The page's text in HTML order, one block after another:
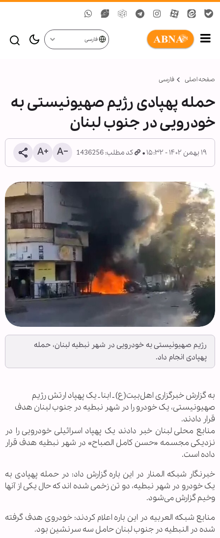
فارسی
صفحه اصلی فارسی
حمله پهپادی رژیم صهیونیستی به
خودرویی در جنوب لبنان
۱۹ بهمن ۱۴۰۲ - ۱۵:۳۲ کد مطلب: 1436256
رژیم صهیونیستی به خودرویی در شهر نبطیه لبنان، حمله
پهپادی انجام داد.
به گزارش خبرگزاری اهل‌بیت(ع) ـ ابنا ـ یک پهپاد ارتش رژیم
صهیونیستی، یک خودرو را در شهر نبطیه در جنوب لبنان هدف
قرار دادند.
منابع محلی لبنان خبر دادند یک پهپاد اسرائیلی خودرویی را در
نزدیکی مجسمه «حسن کامل الصباح» در شهر نبطیه هدف قرار
داده است.
خبرنگار شبکه المنار در این باره گزارش داد: در حمله پهپادی به
یک خودرو در شهر نبطیه، دو تن زخمی شده اند که حال یکی از آنها
وخیم گزارش می‌شود.
منابع شبکه العربیه در این باره اعلام کردند: خودروی هدف گرفته
شده در النبطیه در جنوب لبنان حامل سه سرنشین بود.